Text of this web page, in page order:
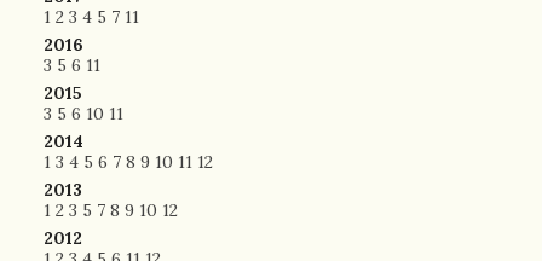
1 2 3 4 5 7 11
2016
3 5 6 11
2015
3 5 6 10 11
2014
1 3 4 5 6 7 8 9 10 11 12
2013
1 2 3 5 7 8 9 10 12
2012